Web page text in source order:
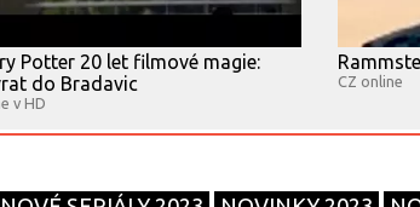
Potter 20 let filmové magie:
do Bradavic
v HD
CZ online